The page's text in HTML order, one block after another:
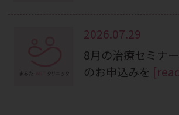
2026.07.29
8月の治療セミナ
のお申込みを